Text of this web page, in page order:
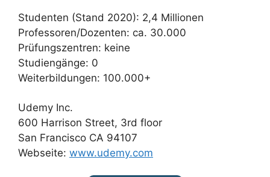
Studenten (Stand 2020): 2,4 Millionen
Professoren/Dozenten: ca. 30.000
Prüfungszentren: keine
Studiengänge: 0
Weiterbildungen: 100.000+
Udemy Inc.
600 Harrison Street, 3rd floor
San Francisco CA 94107
Webseite: www.udemy.com